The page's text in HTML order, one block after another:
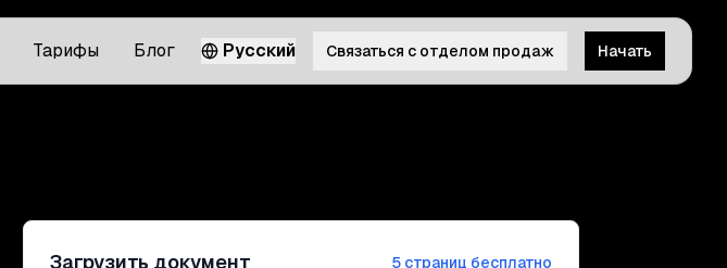
Тарифы Блог Русский Связаться с отделом продаж Начать
Загрузить документ 5 страниц бесплатно